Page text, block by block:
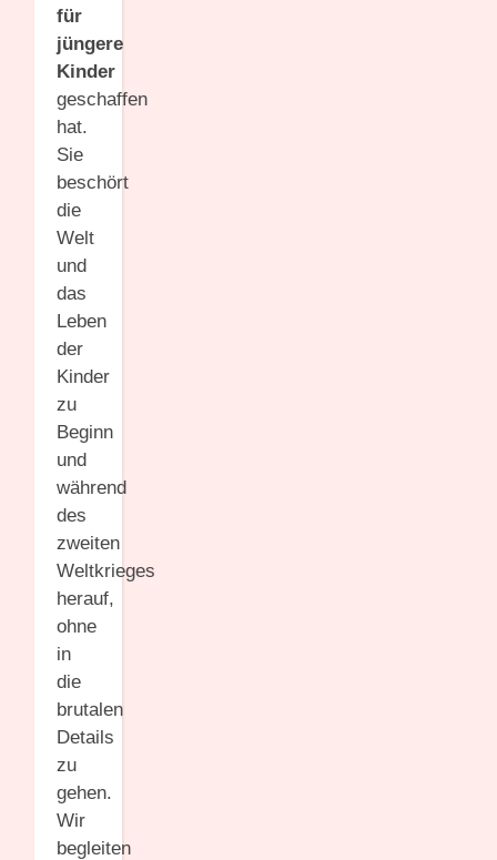
für
jüngere
Kinder
geschaffen
hat.
Sie
beschört
die
Welt
und
das
Leben
der
Kinder
zu
Beginn
und
während
des
zweiten
Weltkrieges
herauf,
ohne
in
die
brutalen
Details
zu
gehen.
Wir
begleiten